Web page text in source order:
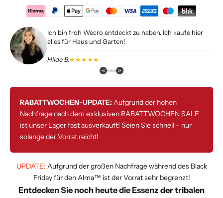
Ich bin froh Wecro entdeckt zu haben. Ich kaufe hier
alles für Haus und Garten!
Hilde B.★★★★★
< >
RABATTWOCHEN-UPDATE:Aufgrund der hohen
Nachfrage nach dem exklusiven RABATTWOCHEN SALE
ist unser Lager fast ausverkauft! Seien Sie schnell – nur
solange der Vorrat reicht!
UPDATE: Aufgrund der großen Nachfrage während des Black
Friday für den Alma™ ist der Vorrat sehr begrenzt!
Entdecken Sie noch heute die Essenz der tribalen